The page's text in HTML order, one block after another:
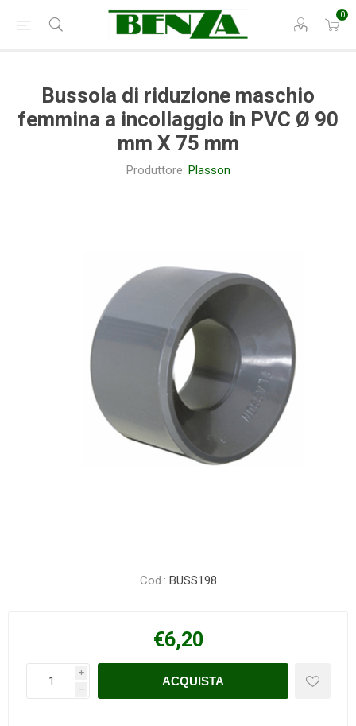
0
Bussola di riduzione maschio
femmina a incollaggio in PVC Ø 90
mm X 75 mm
Produttore: Plasson
Cod.: BUSS198
€6,20
i
h